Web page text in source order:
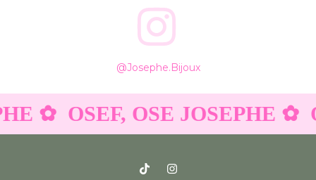
@josephe.bijoux
OSEF, OSE JOSEPHE ✿